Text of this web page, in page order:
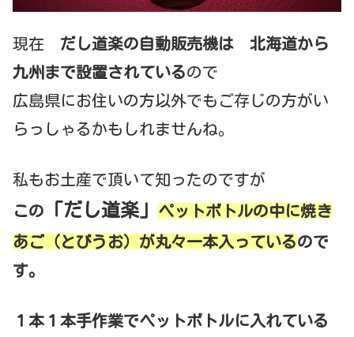
現在 だし道楽の自動販売機は 北海道から
九州まで設置されているので
広島県にお住いの方以外でもご存じの方がい
らっしゃるかもしれませんね。
私もお土産で頂いて知ったのですが
この
「だし道楽」
ペットボトルの中に焼き
あご（とびうお）が丸々一本入っているので
す。
１本１本手作業でペットボトルに入れている